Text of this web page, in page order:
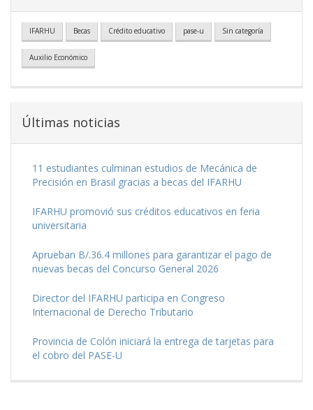
IFARHU Becas Crédito educativo pase-u Sin categoría
Auxilio Económico
Últimas noticias
11 estudiantes culminan estudios de Mecánica de
Precisión en Brasil gracias a becas del IFARHU
IFARHU promovió sus créditos educativos en feria
universitaria
Aprueban B/.36.4 millones para garantizar el pago de
nuevas becas del Concurso General 2026
Director del IFARHU participa en Congreso
Internacional de Derecho Tributario
Provincia de Colón iniciará la entrega de tarjetas para
el cobro del PASE-U